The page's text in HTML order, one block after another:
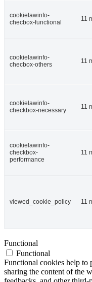
cookielawinfo-
checbox-functional
11
cookielawinfo-
checbox-others
11
cookielawinfo-
checkbox-necessary
11
cookielawinfo-
checkbox-
performance
11
viewed_cookie_policy 11
Functional
Functional
Functional cookies help to
sharing the content of the